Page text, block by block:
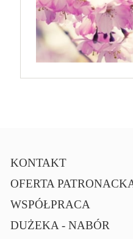
KONTAKT
OFERTA
WSPÓŁPRACA
DUŻEKA - NABÓR